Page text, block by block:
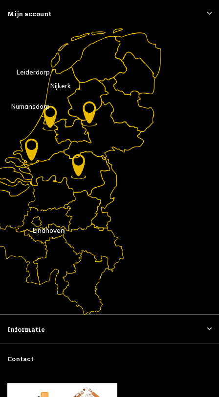
Mijn account
Eindhoven
Nijkerk
Numansdorp
Leiderdorp
Informatie
Contact